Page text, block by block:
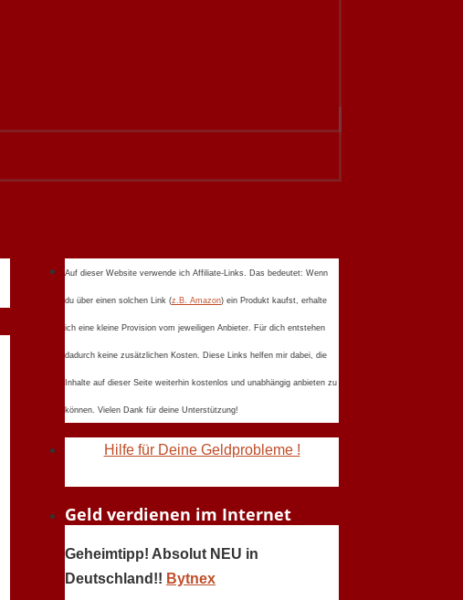
Auf dieser Website verwende ich Affiliate-Links. Das bedeutet: Wenn
du über einen solchen Link (z.B. Amazon) ein Produkt kaufst, erhalte
ich eine kleine Provision vom jeweiligen Anbieter. Für dich entstehen
dadurch keine zusätzlichen Kosten. Diese Links helfen mir dabei, die
Inhalte auf dieser Seite weiterhin kostenlos und unabhängig anbieten zu
können. Vielen Dank für deine Unterstützung!
Hilfe für Deine Geldprobleme !
Geld verdienen im Internet
Geheimtipp! Absolut NEU in
Deutschland!! Bytnex